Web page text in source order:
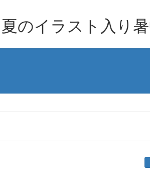
のイラスト入り